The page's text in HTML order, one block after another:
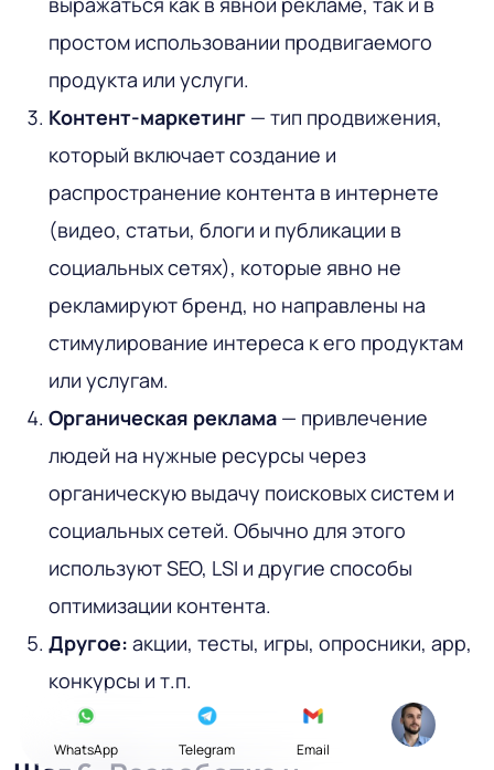
простом использовании продвигаемого
продукта или услуги.
Контент-маркетинг — тип продвижения,
который включает создание и
распространение контента в интернете
(видео, статьи, блоги и публикации в
социальных сетях), которые явно не
рекламируют бренд, но направлены на
стимулирование интереса к его продуктам
или услугам.
Органическая реклама — привлечение
людей на нужные ресурсы через
органическую выдачу поисковых систем и
социальных сетей. Обычно для этого
используют SEO, LSI и другие способы
оптимизации контента.
Другое: акции, тесты, игры, опросники, app,
конкурсы и т.п.
WhatsApp Telegram Email